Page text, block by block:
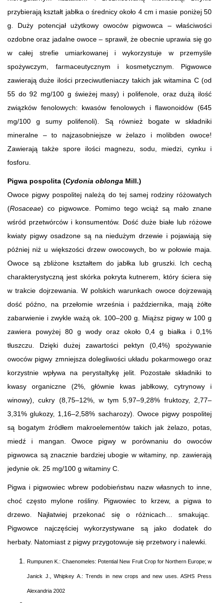
przybierają kształt jabłka o średnicy około 4 cm i masie poniżej 50
g. Duży potencjał użytkowy owoców pigwowca – właściwości
ozdobne oraz jadalne owoce – sprawił, że obecnie uprawia się go
w całej strefie umiarkowanej i wykorzystuje w przemyśle
spożywczym, farmaceutycznym i kosmetycznym. Pigwowce
zawierają duże ilości przeciwutleniaczy takich jak witamina C (od
55 do 92 mg/100 g świeżej masy) i polifenole, oraz dużą ilość
związków fenolowych: kwasów fenolowych i flawonoidów (645
mg/100 g sumy polifenoli). Są również bogate w składniki
mineralne – to najzasobniejsze w żelazo i molibden owoce!
Zawierają także spore ilości magnezu, sodu, miedzi, cynku i
fosforu.
Pigwa pospolita (Cydonia oblonga Mill.)
Owoce pigwy pospolitej należą do tej samej rodziny różowatych
(Rosaceae) co pigwowce. Pomimo tego wciąż są mało znane
wśród przetwórców i konsumentów. Dość duże białe lub różowe
kwiaty pigwy osadzone są na niedużym drzewie i pojawiają się
później niż u większości drzew owocowych, bo w połowie maja.
Owoce są zbliżone kształtem do jabłka lub gruszki. Ich cechą
charakterystyczną jest skórka pokryta kutnerem, który ściera się
w trakcie dojrzewania. W polskich warunkach owoce dojrzewają
dość późno, na przełomie września i października, mają żółte
zabarwienie i zwykle ważą ok. 100–200 g. Miąższ pigwy w 100 g
zawiera powyżej 80 g wody oraz około 0,4 g białka i 0,1%
tłuszczu. Dzięki dużej zawartości pektyn (0,4%) spożywanie
owoców pigwy zmniejsza dolegliwości układu pokarmowego oraz
korzystnie wpływa na perystaltykę jelit. Pozostałe składniki to
kwasy organiczne (2%, głównie kwas jabłkowy, cytrynowy i
winowy), cukry (8,75–12%, w tym 5,97–9,28% fruktozy, 2,77–
3,31% glukozy, 1,16–2,58% sacharozy). Owoce pigwy pospolitej
są bogatym źródłem makroelementów takich jak żelazo, potas,
miedź i mangan. Owoce pigwy w porównaniu do owoców
pigwowca są znacznie bardziej ubogie w witaminy, np. zawierają
jedynie ok. 25 mg/100 g witaminy C.
Pigwa i pigwowiec wbrew podobieństwu nazw własnych to inne,
choć często mylone rośliny. Pigwowiec to krzew, a pigwa to
drzewo. Najłatwiej przekonać się o różnicach… smakując.
Pigwowce najczęściej wykorzystywane są jako dodatek do
herbaty. Natomiast z pigwy przygotowuje się przetwory i nalewki.
Rumpunen K.: Chaenomeles: Potential New Fruit Crop for Northern Europe; w
Janick J., Whipkey A.: Trends in new crops and new uses. ASHS Press
Alexandria 2002